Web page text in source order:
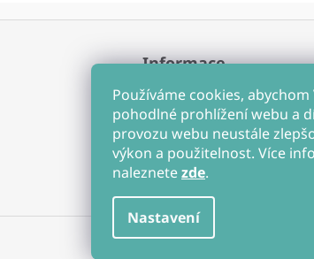
Používáme cookies,
pohodlné prohlížení webu a
provozu webu neustále
výkon a použitelnost. Více
naleznetezde.
Nastavení
Informace
Obchodní podmínky
Ochrana osobních údajů
Soubory cookies
Hodnocení obchodu